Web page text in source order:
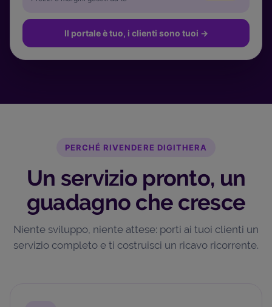
Il portale è tuo, i clienti sono tuoi →
PERCHÉ RIVENDERE DIGITHERA
Un servizio pronto, un
guadagno che cresce
Niente sviluppo, niente attese: porti ai tuoi clienti un
servizio completo e ti costruisci un ricavo ricorrente.